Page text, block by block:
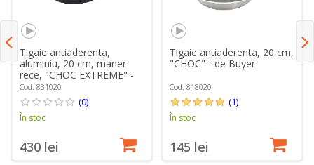
Tigaie antiaderenta,
aluminiu, 20 cm, maner
rece, "CHOC EXTREME" -
de Buyer
Cod: 831020
(0)
În stoc
430 lei
Tigaie antiaderenta, 20 cm,
"CHOC" - de Buyer
Cod: 818020
(1)
În stoc
145 lei